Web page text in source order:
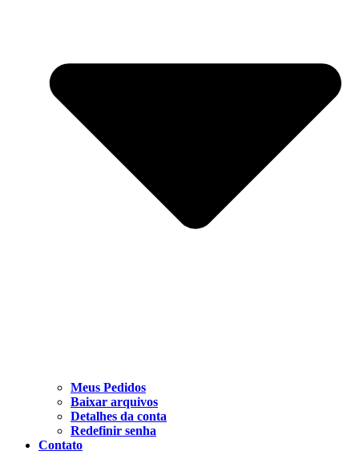
Meus Pedidos
Baixar arquivos
Detalhes da conta
Redefinir senha
Contato